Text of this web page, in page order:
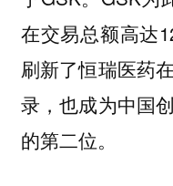
在交易总额高达
刷新了恒瑞医药
录，也成为中国
的第二位。